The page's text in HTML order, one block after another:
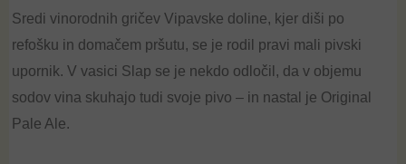
5
Sredi vinorodnih gričev Vipavske doline, kjer diši po
refošku in domačem pršutu, se je rodil pravi mali pivski
upornik. V vasici Slap se je nekdo odločil, da v objemu
sodov vina skuhajo tudi svoje pivo – in nastal je Original
Pale Ale.